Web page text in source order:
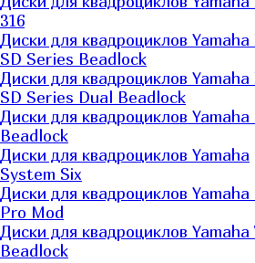
316
Диски для квадроциклов
SD Series Beadlock
Диски для квадроциклов
SD Series Dual Beadlock
Диски для квадроциклов Yamaha
Beadlock
Диски для квадроциклов Yamaha
System Six
Диски для квадроциклов Yamaha
Pro Mod
Диски для квадроциклов Yamaha
Beadlock